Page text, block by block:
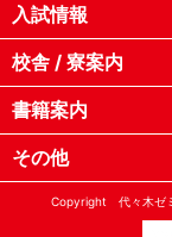
入試情報
校舎 / 寮案内
書籍案内
その他
Copyright 代々木ゼ